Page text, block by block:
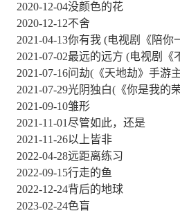
2020-12-04没颜色的花
2020-12-12不舍
2021-04-13你有我 (电视剧《陪你
2021-07-02最远的远方 (电视剧《
2021-07-16问劫(《天地劫》手游
2021-07-29光阴独白(《你是我的
2021-09-10雏形
2021-11-01尽管如此，还是
2021-11-26以上皆非
2022-04-28远距离练习
2022-09-15行走的鱼
2022-12-24背后的地球
2023-02-24色盲